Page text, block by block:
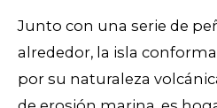
Junto con una serie de
alrededor, la isla
por su naturaleza